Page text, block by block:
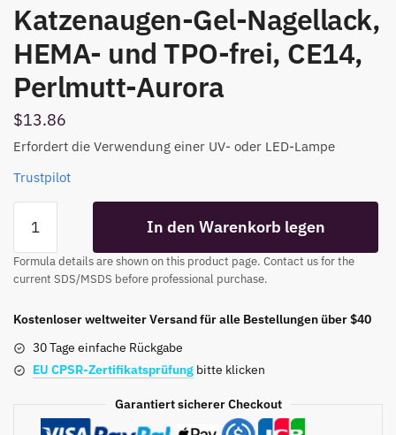
Katzenaugen-Gel-Nagellack,
HEMA- und TPO-frei, CE14,
Perlmutt-Aurora
$13.86
Erfordert die Verwendung einer UV- oder LED-Lampe
Trustpilot
Eye
Gel
Polish
Free
TPO-
Free
Pearl
In den Warenkorb legen
Formula details are shown on this product page. Contact us for the
current SDS/MSDS before professional purchase.
Kostenloser weltweiter Versand für alle Bestellungen über $40
30 Tage einfache Rückgabe
EU CPSR-Zertifikatsprüfung bitte klicken
Garantiert sicherer Checkout